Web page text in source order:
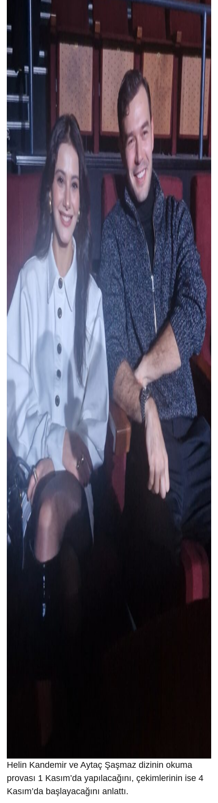
Helin Kandemir ve Aytaç Şaşmaz dizinin okuma
provası 1 Kasım’da yapılacağını, çekimlerinin ise 4
Kasım’da başlayacağını anlattı.